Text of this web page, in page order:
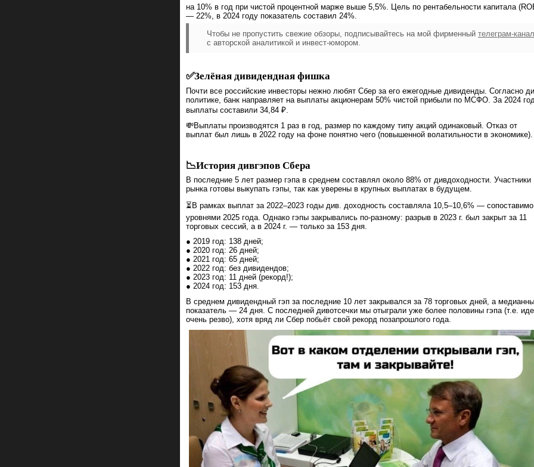
на 10% в год при чистой процентной марже выше 5,5%. Цель по рентабельности капитала
— 22%, в 2024 году показатель составил 24%.
Чтобы не пропустить свежие обзоры, подписывайтесь на мой фирменный телеграм-канал
с авторской аналитикой и инвест-юмором.
✅Зелёная дивидендная фишка
Почти все российские инвесторы нежно любят Сбер за его ежегодные дивиденды. Согласно
политике, банк направляет на выплаты акционерам 50% чистой прибыли по МСФО. За 2024
выплаты составили 34,84 ₽.
💸Выплаты производятся 1 раз в год, размер по каждому типу акций одинаковый. Отказ от
выплат был лишь в 2022 году на фоне понятно чего (повышенной волатильности в экономике).
📉История дивгэпов Сбера
В последние 5 лет размер гэпа в среднем составлял около 88% от дивдоходности. Участники
рынка готовы выкупать гэпы, так как уверены в крупных выплатах в будущем.
⏳В рамках выплат за 2022–2023 годы див. доходность составляла 10,5–10,6% —
уровнями 2025 года. Однако гэпы закрывались по-разному: разрыв в 2023 г. был закрыт за 11
торговых сессий, а в 2024 г. — только за 153 дня.
● 2019 год: 138 дней;
● 2020 год: 26 дней;
● 2021 год: 65 дней;
● 2022 год: без дивидендов;
● 2023 год: 11 дней (рекорд!);
● 2024 год: 153 дня.
В среднем дивидендный гэп за последние 10 лет закрывался за 78 торговых дней, а
показатель — 24 дня. С последней дивотсечки мы отыграли уже более половины гэпа (т.е.
очень резво), хотя вряд ли Сбер побьёт свой рекорд позапрошлого года.